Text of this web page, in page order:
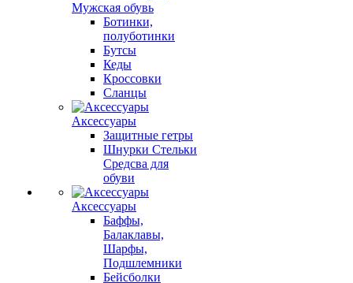
Мужская обувь
Ботинки,
полуботинки
Бутсы
Кеды
Кроссовки
Сланцы
Аксессуары
Защитные гетры
Шнурки Стельки
Средсва для
обуви
Аксессуары
Баффы,
Балаклавы,
Шарфы,
Подшлемники
Бейсболки